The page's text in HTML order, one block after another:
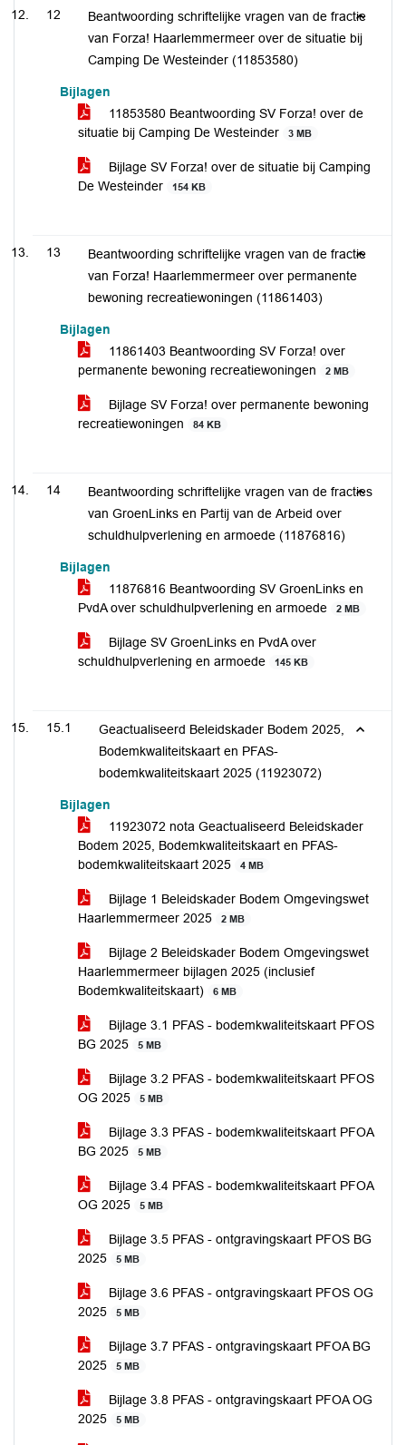
12
Beantwoording schriftelijke vragen van de fractie
van Forza! Haarlemmermeer over de situatie bij
Camping De Westeinder (11853580)
Bijlagen
11853580 Beantwoording SV Forza! over de
situatie bij Camping De Westeinder
3 MB
Bijlage SV Forza! over de situatie bij Camping
De Westeinder
154 KB
13
Beantwoording schriftelijke vragen van de fractie
van Forza! Haarlemmermeer over permanente
bewoning recreatiewoningen (11861403)
Bijlagen
11861403 Beantwoording SV Forza! over
permanente bewoning recreatiewoningen
2 MB
Bijlage SV Forza! over permanente bewoning
recreatiewoningen
84 KB
14
Beantwoording schriftelijke vragen van de fracties
van GroenLinks en Partij van de Arbeid over
schuldhulpverlening en armoede (11876816)
Bijlagen
11876816 Beantwoording SV GroenLinks en
PvdA over schuldhulpverlening en armoede
2 MB
Bijlage SV GroenLinks en PvdA over
schuldhulpverlening en armoede
145 KB
15.1
Geactualiseerd Beleidskader Bodem 2025,
Bodemkwaliteitskaart en PFAS-
bodemkwaliteitskaart 2025 (11923072)
Bijlagen
11923072 nota Geactualiseerd Beleidskader
Bodem 2025, Bodemkwaliteitskaart en PFAS-
bodemkwaliteitskaart 2025
4 MB
Bijlage 1 Beleidskader Bodem Omgevingswet
Haarlemmermeer 2025
2 MB
Bijlage 2 Beleidskader Bodem Omgevingswet
Haarlemmermeer bijlagen 2025 (inclusief
Bodemkwaliteitskaart)
6 MB
Bijlage 3.1 PFAS - bodemkwaliteitskaart PFOS
BG 2025
5 MB
Bijlage 3.2 PFAS - bodemkwaliteitskaart PFOS
OG 2025
5 MB
Bijlage 3.3 PFAS - bodemkwaliteitskaart PFOA
BG 2025
5 MB
Bijlage 3.4 PFAS - bodemkwaliteitskaart PFOA
OG 2025
5 MB
Bijlage 3.5 PFAS - ontgravingskaart PFOS BG
2025
5 MB
Bijlage 3.6 PFAS - ontgravingskaart PFOS OG
2025
5 MB
Bijlage 3.7 PFAS - ontgravingskaart PFOA BG
2025
5 MB
Bijlage 3.8 PFAS - ontgravingskaart PFOA OG
2025
5 MB